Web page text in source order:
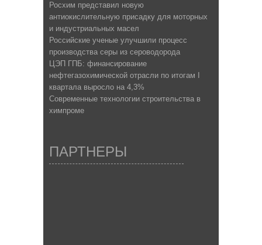
Росхим представил новую
антиокислительную присадку для моторных
и индустриальных масел
Российские ученые улучшили процесс
производства серы из сероводорода
ЦЭП ГПБ: финансирование
нефтегазохимической отрасли по итогам I
квартала выросло на 4,3%
Современные технологии строительства в
химпроме
ПАРТНЕРЫ